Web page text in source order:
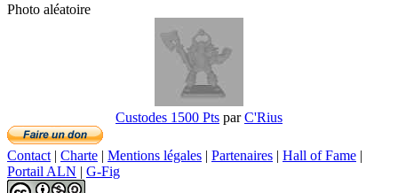
Photo aléatoire
Custodes 1500 Pts parC'Rius
Contact | Charte | Mentions légales | Partenaires | Hall of Fame |
Portail ALN | G-Fig